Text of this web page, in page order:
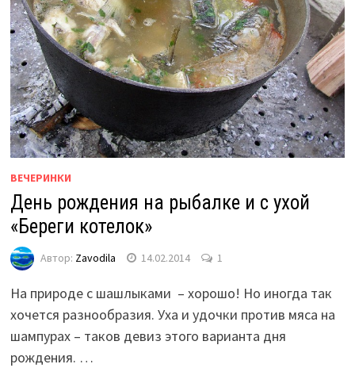
ВЕЧЕРИНКИ
День рождения на рыбалке и с ухой
«Береги котелок»
Автор: Zavodila 14.02.2014 1
На природе с шашлыками – хорошо! Но иногда так
хочется разнообразия. Уха и удочки против мяса на
шампурах – таков девиз этого варианта дня
рождения. …